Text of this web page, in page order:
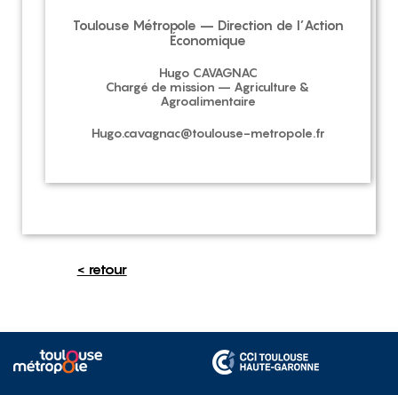
Toulouse Métropole – Direction de l’Action
Économique
Hugo CAVAGNAC
Chargé de mission – Agriculture &
Agroalimentaire
Hugo.cavagnac@toulouse-metropole.fr
< retour